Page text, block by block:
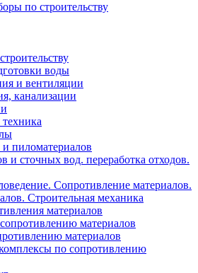
по строительству
воды
и вентиляции
канализации
пиломатериалов
и сточных вод. переработка отходов.
Сопротивление материалов.
Строительная механика
материалов
материалов
материалов
по сопротивлению